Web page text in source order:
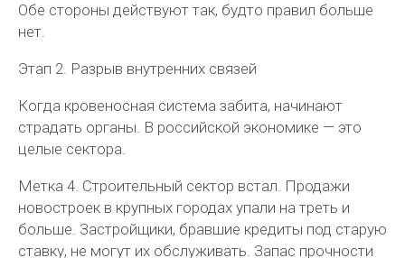
Обе стороны действуют так, будто правил больше
нет.
Этап 2. Разрыв внутренних связей
Когда кровеносная система забита, начинают
страдать органы. В российской экономике — это
целые сектора.
Метка 4. Строительный сектор встал. Продажи
новостроек в крупных городах упали на треть и
больше. Застройщики, бравшие кредиты под старую
ставку, не могут их обслуживать. Запас прочности